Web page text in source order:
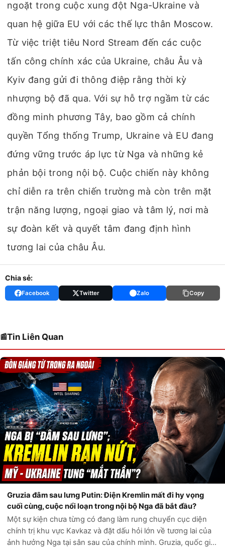
ngoặt trong cuộc xung đột Nga-Ukraine và
quan hệ giữa EU với các thế lực thân Moscow.
Từ việc triệt tiêu Nord Stream đến các cuộc
tấn công chính xác của Ukraine, châu Âu và
Kyiv đang gửi đi thông điệp rằng thời kỳ
nhượng bộ đã qua. Với sự hỗ trợ ngầm từ các
đồng minh phương Tây, bao gồm cả chính
quyền Tổng thống Trump, Ukraine và EU đang
đứng vững trước áp lực từ Nga và những kẻ
phản bội trong nội bộ. Cuộc chiến này không
chỉ diễn ra trên chiến trường mà còn trên mặt
trận năng lượng, ngoại giao và tâm lý, nơi mà
sự đoàn kết và quyết tâm đang định hình
tương lai của châu Âu.
Chia sẻ:
Facebook Twitter Zalo Copy
Tin Liên Quan
Gruzia đâm sau lưng Putin: Điện Kremlin mất đi hy vọng
cuối cùng, cuộc nổi loạn trong nội bộ Nga đã bắt đầu?
Một sự kiện chưa từng có đang làm rung chuyển cục diện
chính trị khu vực Kavkaz và đặt dấu hỏi lớn về tương lai của
ảnh hưởng Nga tại sân sau của chính mình. Gruzia, quốc gia